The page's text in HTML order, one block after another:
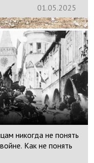
01.05.2025
никогда не понять
Как не понять